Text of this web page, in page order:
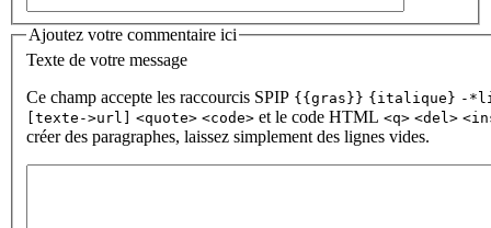
Ajoutez votre commentaire ici
Texte de votre message
Ce champ accepte les raccourcis SPIP {{gras}} {italique} -
[texte->url]
<quote> <code> et le code HTML <q> <del>
créer des paragraphes, laissez simplement des lignes vides.